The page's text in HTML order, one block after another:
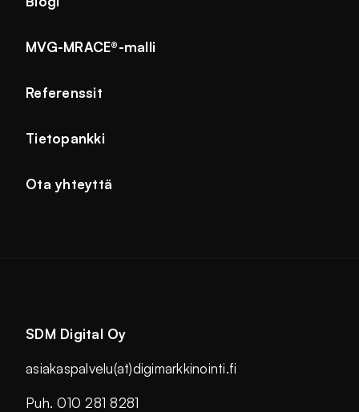
MVG-MRACE®-malli
Referenssit
Tietopankki
Ota yhteyttä
SDM Digital Oy
asiakaspalvelu(at)digimarkkinointi.fi
Puh. 010 281 8281